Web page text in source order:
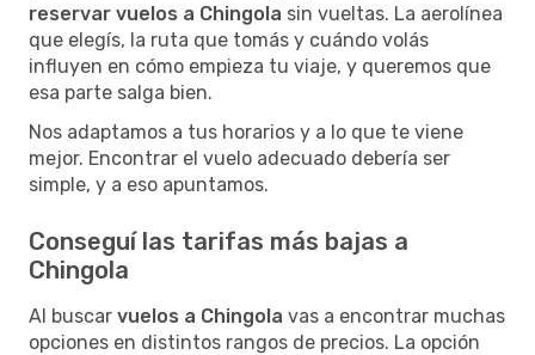
reservar vuelos a Chingola sin vueltas. La aerolínea
que elegís, la ruta que tomás y cuándo volás
influyen en cómo empieza tu viaje, y queremos que
esa parte salga bien.
Nos adaptamos a tus horarios y a lo que te viene
mejor. Encontrar el vuelo adecuado debería ser
simple, y a eso apuntamos.
Conseguí las tarifas más bajas a
Chingola
Al buscar vuelos a Chingola vas a encontrar muchas
opciones en distintos rangos de precios. La opción